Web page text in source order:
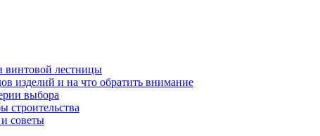
винтовой лестницы
изделий и на что обратить внимание
выбора
строительства
советы